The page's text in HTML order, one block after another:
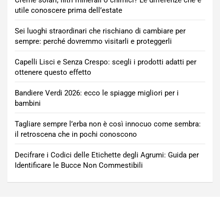
utile conoscere prima dell’estate
Sei luoghi straordinari che rischiano di cambiare per
sempre: perché dovremmo visitarli e proteggerli
Capelli Lisci e Senza Crespo: scegli i prodotti adatti per
ottenere questo effetto
Bandiere Verdi 2026: ecco le spiagge migliori per i
bambini
Tagliare sempre l’erba non è così innocuo come sembra:
il retroscena che in pochi conoscono
Decifrare i Codici delle Etichette degli Agrumi: Guida per
Identificare le Bucce Non Commestibili